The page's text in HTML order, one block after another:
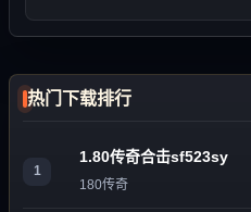
热门下载排行
1
1.80传奇合击sf523sy
180传奇